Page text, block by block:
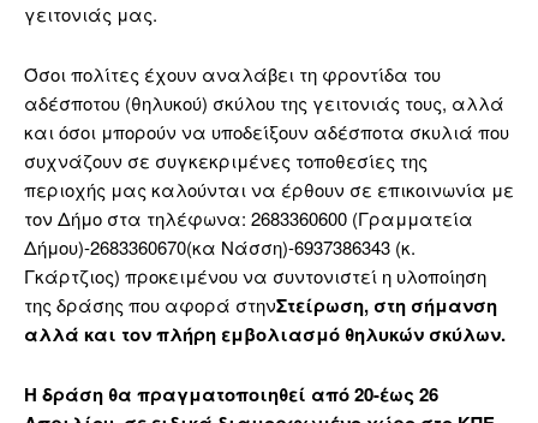
γειτονιάς μας.
Όσοι πολίτες έχουν αναλάβει τη φροντίδα του
αδέσποτου (θηλυκού) σκύλου της γειτονιάς τους, αλλά
και όσοι μπορούν να υποδείξουν αδέσποτα σκυλιά που
συχνάζουν σε συγκεκριμένες τοποθεσίες της
περιοχής μας καλούνται να έρθουν σε επικοινωνία με
τον Δήμο στα τηλέφωνα: 2683360600 (Γραμματεία
Δήμου)-2683360670(κα Νάσση)-6937386343 (κ.
Γκάρτζιος) προκειμένου να συντονιστεί η υλοποίηση
της δράσης που αφορά στηνΣτείρωση, στη σήμανση
αλλά και τον πλήρη εμβολιασμό θηλυκών σκύλων.
Η δράση θα πραγματοποιηθεί από 20-έως 26